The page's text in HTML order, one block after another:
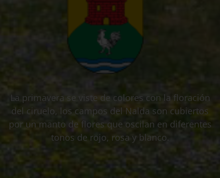
La primavera se viste de colores con la floración
del ciruelo, los campos del Nalda son cubiertos
por un manto de flores que oscilan en diferentes
tonos de rojo, rosa y blanco.